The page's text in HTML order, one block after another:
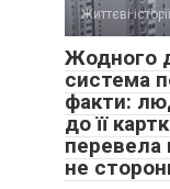
Життєві історії
Жодного
система
факти:
до її
перевела
не